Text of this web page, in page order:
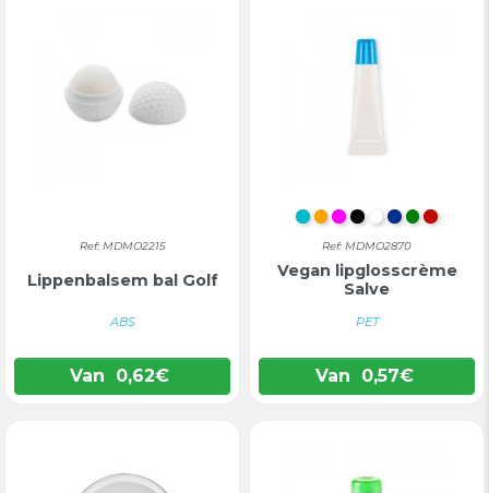
Ref: MDMO2215
Lippenbalsem bal Golf
ABS
Van 0,62€
TURKOOIS
ORANJE
FUCHSIA
ZWART
WITBLAUW
GROEN
ROOD
Ref: MDMO2870
Vegan lipglosscrème
Salve
PET
Van 0,57€